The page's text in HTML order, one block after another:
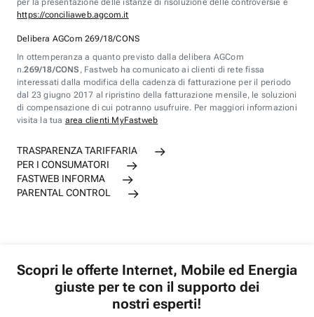
per la presentazione delle istanze di risoluzione delle controversie è
https://conciliaweb.agcom.it
Delibera AGCom 269/18/CONS
In ottemperanza a quanto previsto dalla delibera AGCom
n.269/18/CONS , Fastweb ha comunicato ai clienti di rete fissa
interessati dalla modifica della cadenza di fatturazione per il periodo
dal 23 giugno 2017 al ripristino della fatturazione mensile, le soluzioni
di compensazione di cui potranno usufruire. Per maggiori informazioni
visita la tua area clienti MyFastweb
TRASPARENZA TARIFFARIA
PER I CONSUMATORI
FASTWEB INFORMA
PARENTAL CONTROL
Scopri le offerte Internet, Mobile ed Energia
giuste per te con il supporto dei
nostri esperti!